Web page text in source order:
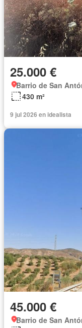
25.000 €
Barrio de San
430 m²
9 jul 2026 en idealista
45.000 €
Barrio de San